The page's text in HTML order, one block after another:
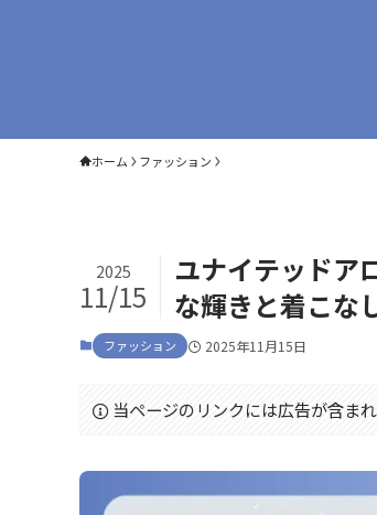
ホーム ファッション
ユナイテッドア
な輝きと着こな
2025
11/15
ファッション 2025年11月15日
当ページのリンクには広告が含まれ